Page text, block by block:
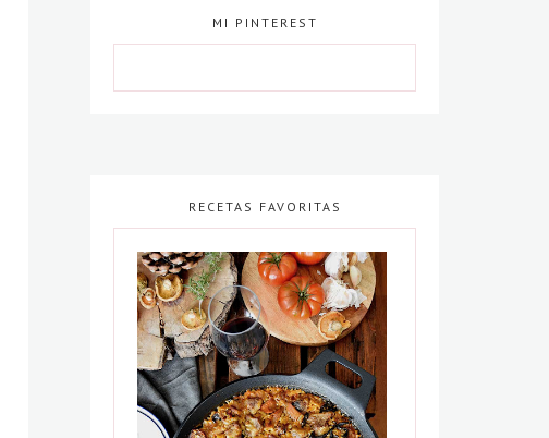
MI PINTEREST
RECETAS FAVORITAS